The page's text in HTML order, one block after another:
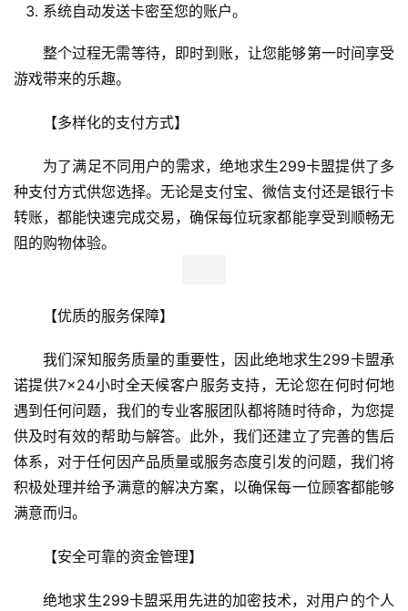
系统自动发送卡密至您的账户。
整个过程无需等待，即时到账，让您能够第一时间享受
游戏带来的乐趣。
【多样化的支付方式】
为了满足不同用户的需求，绝地求生299卡盟提供了多
种支付方式供您选择。无论是支付宝、微信支付还是银行卡
转账，都能快速完成交易，确保每位玩家都能享受到顺畅无
阻的购物体验。
【优质的服务保障】
我们深知服务质量的重要性，因此绝地求生299卡盟承
诺提供7×24小时全天候客户服务支持，无论您在何时何地
遇到任何问题，我们的专业客服团队都将随时待命，为您提
供及时有效的帮助与解答。此外，我们还建立了完善的售后
体系，对于任何因产品质量或服务态度引发的问题，我们将
积极处理并给予满意的解决方案，以确保每一位顾客都能够
满意而归。
【安全可靠的资金管理】
绝地求生299卡盟采用先进的加密技术，对用户的个人